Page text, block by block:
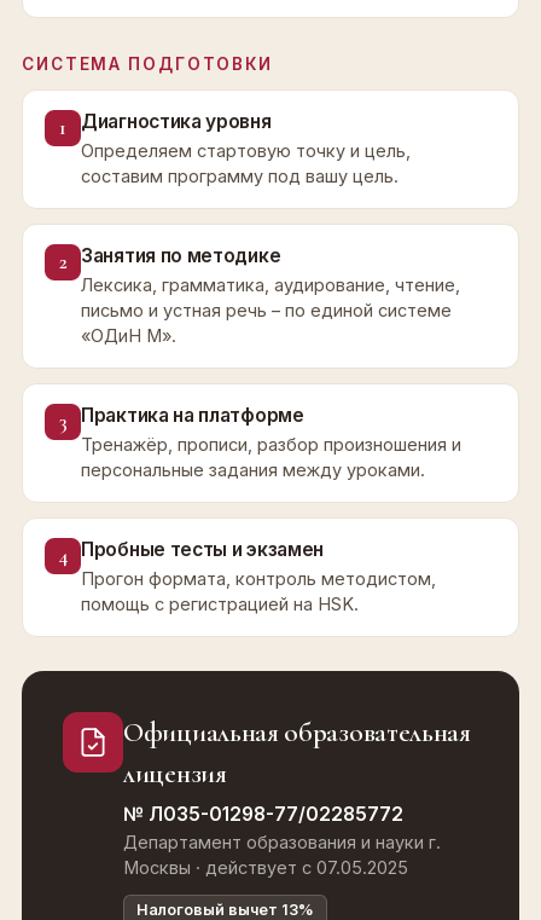
СИСТЕМА ПОДГОТОВКИ
1 Диагностика уровня
Определяем стартовую точку и цель,
составим программу под вашу цель.
2 Занятия по методике
Лексика, грамматика, аудирование, чтение,
письмо и устная речь – по единой системе
«ОДиН М».
3 Практика на платформе
Тренажёр, прописи, разбор произношения и
персональные задания между уроками.
4 Пробные тесты и экзамен
Прогон формата, контроль методистом,
помощь с регистрацией на HSK.
Официальная образовательная
лицензия
№ Л035-01298-77/02285772
Департамент образования и науки г.
Москвы · действует с 07.05.2025
Налоговый вычет 13%